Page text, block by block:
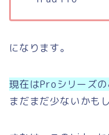
になります。
現在はProシリーズの
まだまだ少ないかも